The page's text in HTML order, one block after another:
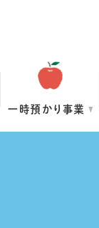
一時預かり事業